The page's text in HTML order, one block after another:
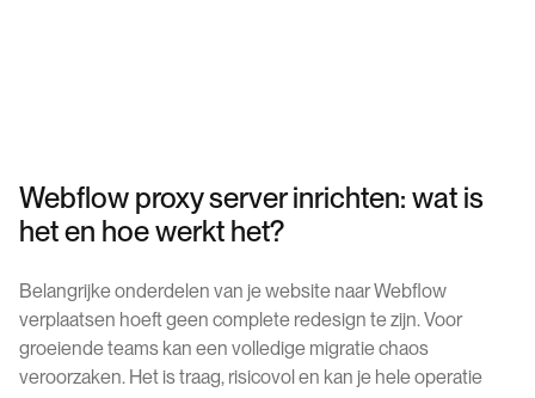
Webflow proxy server inrichten: wat is
het en hoe werkt het?
Belangrijke onderdelen van je website naar Webflow
verplaatsen hoeft geen complete redesign te zijn. Voor
groeiende teams kan een volledige migratie chaos
veroorzaken. Het is traag, risicovol en kan je hele operatie